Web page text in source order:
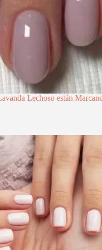
Lechoso están